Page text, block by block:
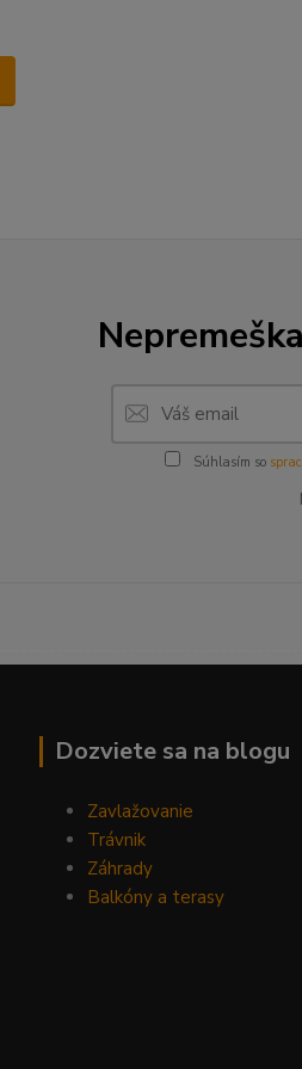
Súhlasím so
Dozviete sa na blogu
Zavlažovanie
Trávnik
Záhrady
Balkóny a terasy